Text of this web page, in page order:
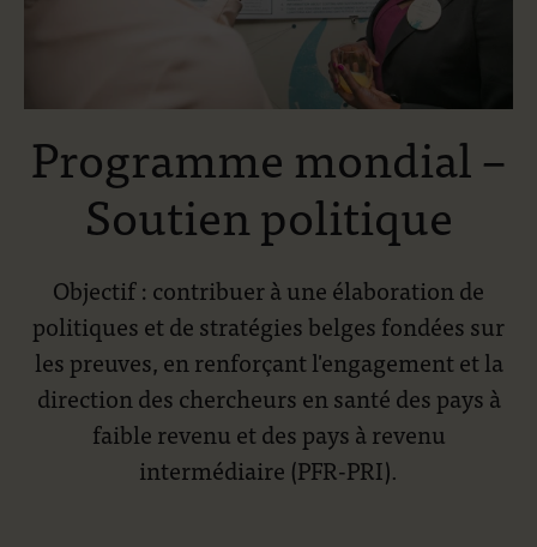
Programme mondial –
Soutien politique
Objectif : contribuer à une élaboration de
politiques et de stratégies belges fondées sur
les preuves, en renforçant l'engagement et la
direction des chercheurs en santé des pays à
faible revenu et des pays à revenu
intermédiaire (PFR-PRI).